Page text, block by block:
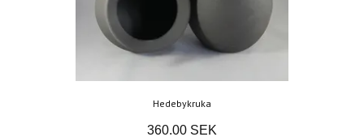
Hedebykruka
360.00 SEK